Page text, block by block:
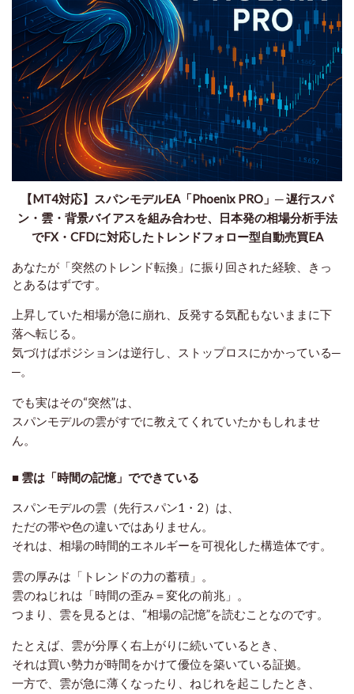
【MT4対応】スパンモデルEA「Phoenix PRO」─ 遅行スパ
ン・雲・背景バイアスを組み合わせ、日本発の相場分析手法
でFX・CFDに対応したトレンドフォロー型自動売買EA
あなたが「突然のトレンド転換」に振り回された経験、きっ
とあるはずです。
上昇していた相場が急に崩れ、反発する気配もないままに下
落へ転じる。
気づけばポジションは逆行し、ストップロスにかかっている─
─。
でも実はその“突然”は、
スパンモデルの雲がすでに教えてくれていたかもしれませ
ん。
■ 雲は「時間の記憶」でできている
スパンモデルの雲（先行スパン1・2）は、
ただの帯や色の違いではありません。
それは、 相場の時間的エネルギーを可視化した構造体です。
雲の厚みは「トレンドの力の蓄積」。
雲のねじれは「時間の歪み＝変化の前兆」。
つまり、雲を見るとは、“相場の記憶”を読むことなのです。
たとえば、雲が分厚く右上がりに続いているとき、
それは買い勢力が時間をかけて優位を築いている証拠。
一方で、雲が急に薄くなったり、ねじれを起こしたとき、